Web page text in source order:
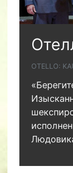
OTELLO: